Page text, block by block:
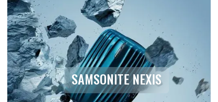
SAMSONITE NEXIS